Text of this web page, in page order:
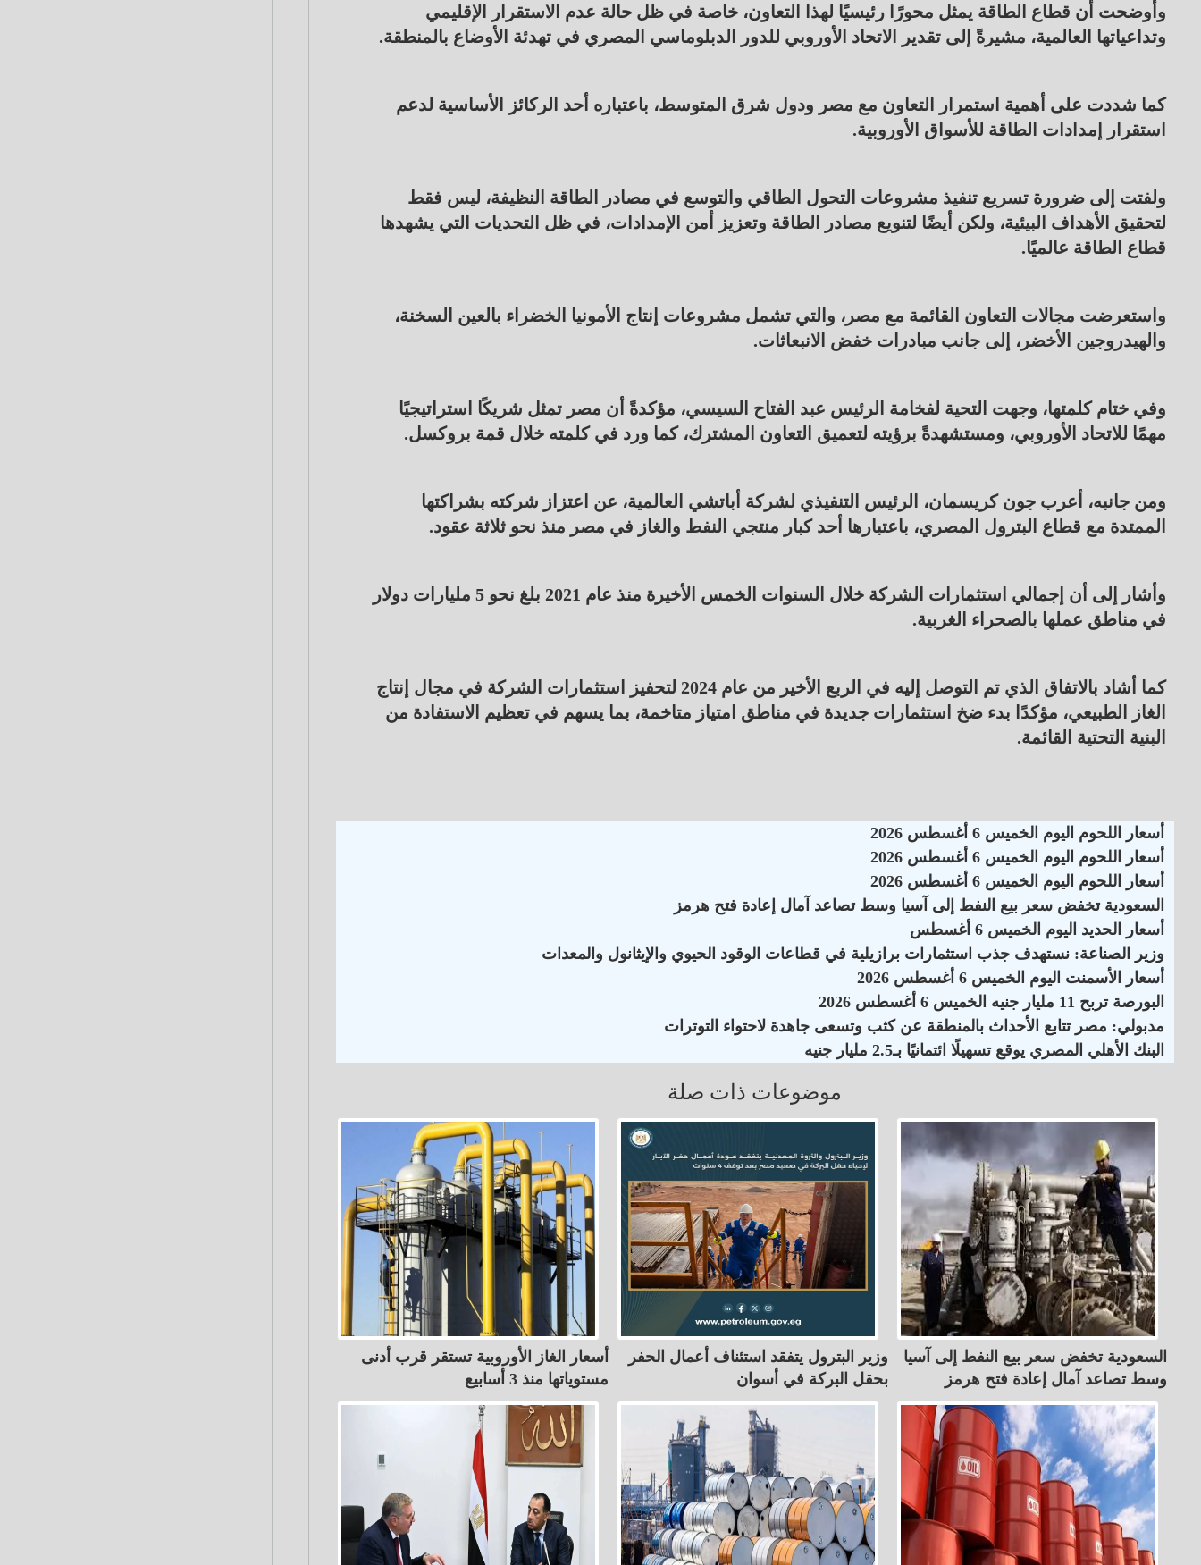
وأوضحت أن قطاع الطاقة يمثل محورًا رئيسيًا لهذا التعاون، خاصة في ظل حالة عدم الاستقرار الإقليمي
وتداعياتها العالمية، مشيرةً إلى تقدير الاتحاد الأوروبي للدور الدبلوماسي المصري في تهدئة الأوضاع بالمنطقة.
كما شددت على أهمية استمرار التعاون مع مصر ودول شرق المتوسط، باعتباره أحد الركائز الأساسية لدعم
استقرار إمدادات الطاقة للأسواق الأوروبية.
ولفتت إلى ضرورة تسريع تنفيذ مشروعات التحول الطاقي والتوسع في مصادر الطاقة النظيفة، ليس فقط
لتحقيق الأهداف البيئية، ولكن أيضًا لتنويع مصادر الطاقة وتعزيز أمن الإمدادات، في ظل التحديات التي يشهدها
قطاع الطاقة عالميًا.
واستعرضت مجالات التعاون القائمة مع مصر، والتي تشمل مشروعات إنتاج الأمونيا الخضراء بالعين السخنة،
والهيدروجين الأخضر، إلى جانب مبادرات خفض الانبعاثات.
وفي ختام كلمتها، وجهت التحية لفخامة الرئيس عبد الفتاح السيسي، مؤكدةً أن مصر تمثل شريكًا استراتيجيًا
مهمًا للاتحاد الأوروبي، ومستشهدةً برؤيته لتعميق التعاون المشترك، كما ورد في كلمته خلال قمة بروكسل.
ومن جانبه، أعرب جون كريسمان، الرئيس التنفيذي لشركة أباتشي العالمية، عن اعتزاز شركته بشراكتها
الممتدة مع قطاع البترول المصري، باعتبارها أحد كبار منتجي النفط والغاز في مصر منذ نحو ثلاثة عقود.
وأشار إلى أن إجمالي استثمارات الشركة خلال السنوات الخمس الأخيرة منذ عام 2021 بلغ نحو 5 مليارات دولار
في مناطق عملها بالصحراء الغربية.
كما أشاد بالاتفاق الذي تم التوصل إليه في الربع الأخير من عام 2024 لتحفيز استثمارات الشركة في مجال إنتاج
الغاز الطبيعي، مؤكدًا بدء ضخ استثمارات جديدة في مناطق امتياز متاخمة، بما يسهم في تعظيم الاستفادة من
البنية التحتية القائمة.
أسعار اللحوم اليوم الخميس 6 أغسطس 2026
أسعار اللحوم اليوم الخميس 6 أغسطس 2026
أسعار اللحوم اليوم الخميس 6 أغسطس 2026
السعودية تخفض سعر بيع النفط إلى آسيا وسط تصاعد آمال إعادة فتح هرمز
أسعار الحديد اليوم الخميس 6 أغسطس
وزير الصناعة: نستهدف جذب استثمارات برازيلية في قطاعات الوقود الحيوي والإيثانول والمعدات
أسعار الأسمنت اليوم الخميس 6 أغسطس 2026
البورصة تربح 11 مليار جنيه الخميس 6 أغسطس 2026
مدبولي: مصر تتابع الأحداث بالمنطقة عن كثب وتسعى جاهدة لاحتواء التوترات
البنك الأهلي المصري يوقع تسهيلًا ائتمانيًا بـ2.5 مليار جنيه
موضوعات ذات صلة
السعودية تخفض سعر بيع النفط إلى آسيا
وسط تصاعد آمال إعادة فتح هرمز
وزير البترول يتفقد استئناف أعمال الحفر
بحقل البركة في أسوان
أسعار الغاز الأوروبية تستقر قرب أدنى
مستوياتها منذ 3 أسابيع